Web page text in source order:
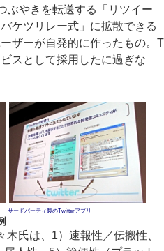
やきを転送する「リツイー
ケツリレー式」に拡散できる
ザーが自発的に作ったもの。T
スとして採用したに過ぎな
サードパーティ製のTwitterアプリ
氏は、1）速報性／伝搬性、